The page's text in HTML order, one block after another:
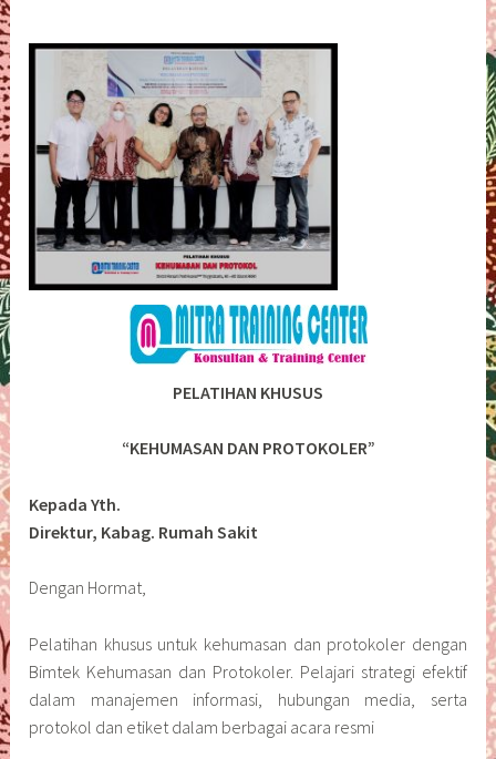
PELATIHAN KHUSUS
“KEHUMASAN DAN PROTOKOLER”
Kepada Yth.
Direktur, Kabag. Rumah Sakit
Dengan Hormat,
Pelatihan khusus untuk kehumasan dan protokoler dengan
Bimtek Kehumasan dan Protokoler. Pelajari strategi efektif
dalam manajemen informasi, hubungan media, serta
protokol dan etiket dalam berbagai acara resmi